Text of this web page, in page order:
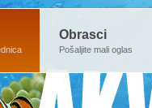
Obrasci
Pošaljite mali oglas